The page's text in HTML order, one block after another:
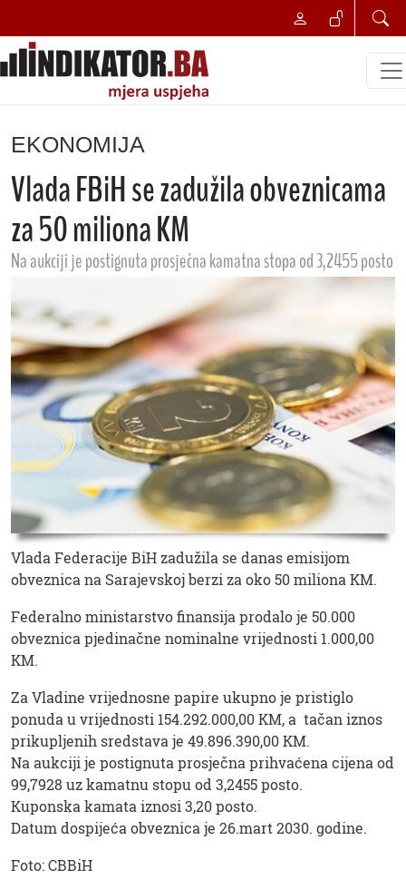
EKONOMIJA
Vlada FBiH se zadužila obveznicama
za 50 miliona KM
Na aukciji je postignuta prosječna kamatna stopa od 3,2455 posto
Vlada Federacije BiH zadužila se danas emisijom
obveznica na Sarajevskoj berzi za oko 50 miliona KM.
Federalno ministarstvo finansija prodalo je 50.000
obveznica pjedinačne nominalne vrijednosti 1.000,00
KM.
Za Vladine vrijednosne papire ukupno je pristiglo
ponuda u vrijednosti 154.292.000,00 KM, a tačan iznos
prikupljenih sredstava je 49.896.390,00 KM.
Na aukciji je postignuta prosječna prihvaćena cijena od
99,7928 uz kamatnu stopu od 3,2455 posto.
Kuponska kamata iznosi 3,20 posto.
Datum dospijeća obveznica je 26.mart 2030. godine.
Foto: CBBiH